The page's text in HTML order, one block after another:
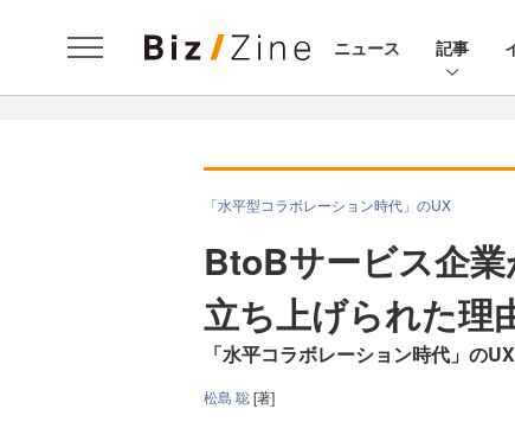
ニュース 記事
「水平型コラボレーション時代」のUX
BtoBサービス企
立ち上げられた理
「水平コラボレーション時代」の
松島 聡[著]